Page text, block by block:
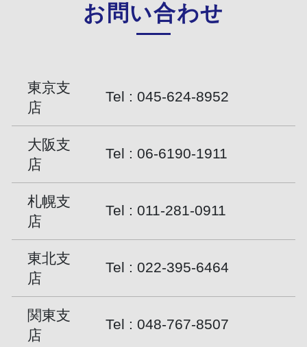
お問い合わせ
東京支
店
Tel : 045-624-8952
大阪支
店
Tel : 06-6190-1911
札幌支
店
Tel : 011-281-0911
東北支
店
Tel : 022-395-6464
関東支
店
Tel : 048-767-8507